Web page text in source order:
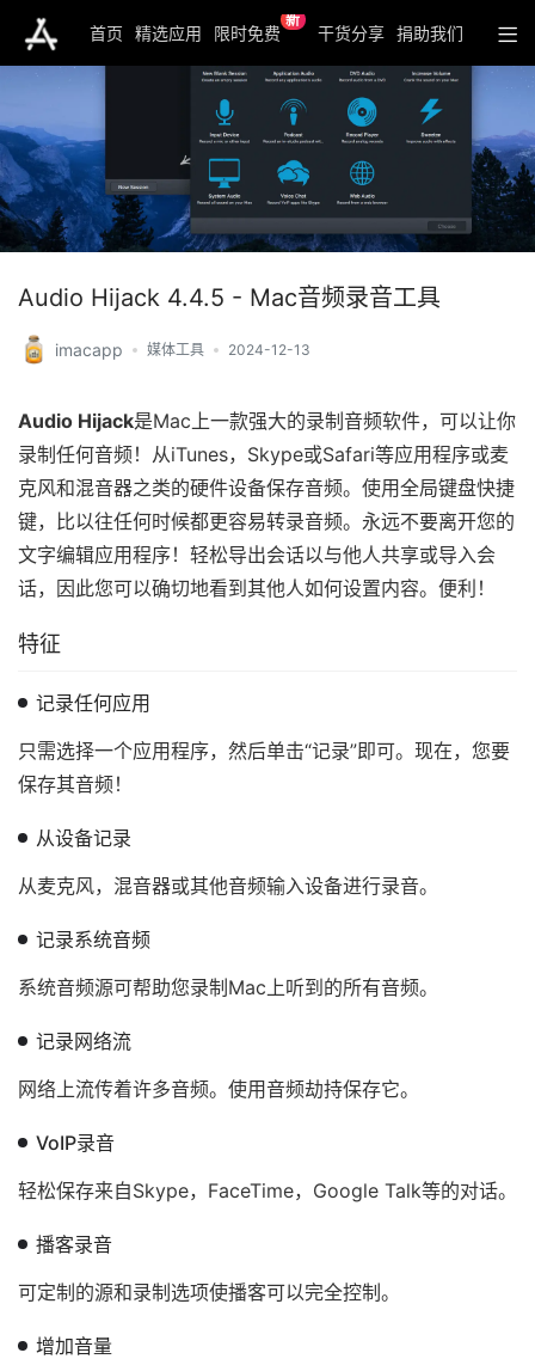
首页 精选应用 限时免费
新
干货分享 捐助我们
Audio Hijack 4.4.5 - Mac音频录音工具
imacapp 媒体工具 2024-12-13
Audio Hijack是Mac上一款强大的录制音频软件，可以让你
录制任何音频！从iTunes，Skype或Safari等应用程序或麦
克风和混音器之类的硬件设备保存音频。使用全局键盘快捷
键，比以往任何时候都更容易转录音频。永远不要离开您的
文字编辑应用程序！轻松导出会话以与他人共享或导入会
话，因此您可以确切地看到其他人如何设置内容。便利！
特征
记录任何应用
只需选择一个应用程序，然后单击“记录”即可。现在，您要
保存其音频！
从设备记录
从麦克风，混音器或其他音频输入设备进行录音。
记录系统音频
系统音频源可帮助您录制Mac上听到的所有音频。
记录网络流
网络上流传着许多音频。使用音频劫持保存它。
VoIP录音
轻松保存来自Skype，FaceTime，Google Talk等的对话。
播客录音
可定制的源和录制选项使播客可以完全控制。
增加音量